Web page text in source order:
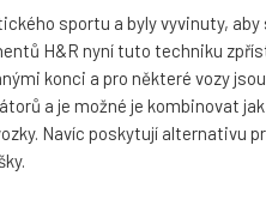
sportu a byly vyvinuty,
H&R nyní tuto techniku
konci a pro některé vozy
a je možné je kombinovat
Navíc poskytují alternativu